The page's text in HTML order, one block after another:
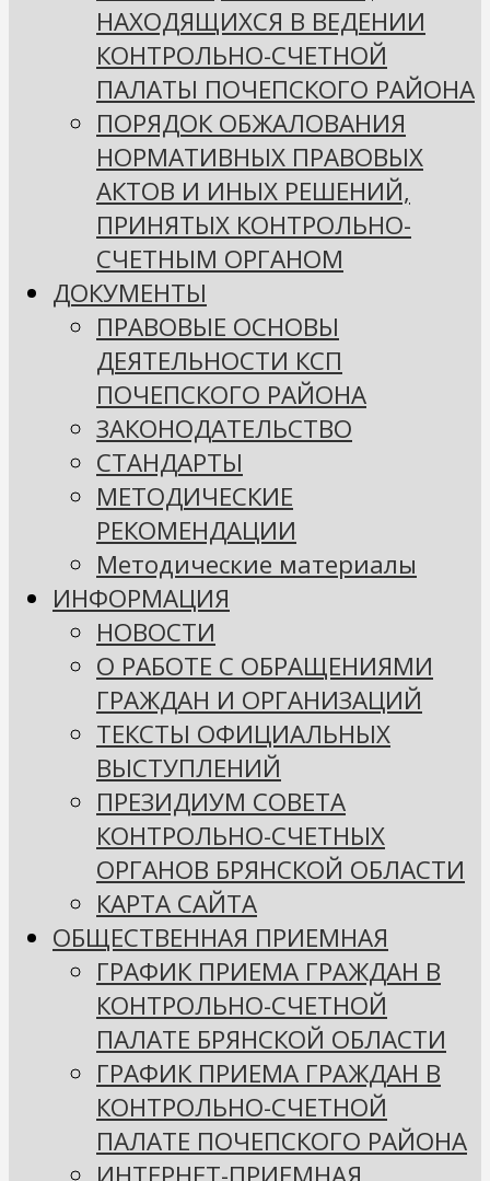
НАХОДЯЩИХСЯ В ВЕДЕНИИ
КОНТРОЛЬНО-СЧЕТНОЙ
ПАЛАТЫ ПОЧЕПСКОГО РАЙОНА
ПОРЯДОК ОБЖАЛОВАНИЯ
НОРМАТИВНЫХ ПРАВОВЫХ
АКТОВ И ИНЫХ РЕШЕНИЙ,
ПРИНЯТЫХ КОНТРОЛЬНО-
СЧЕТНЫМ ОРГАНОМ
ДОКУМЕНТЫ
ПРАВОВЫЕ ОСНОВЫ
ДЕЯТЕЛЬНОСТИ КСП
ПОЧЕПСКОГО РАЙОНА
ЗАКОНОДАТЕЛЬСТВО
СТАНДАРТЫ
МЕТОДИЧЕСКИЕ
РЕКОМЕНДАЦИИ
Методические материалы
ИНФОРМАЦИЯ
НОВОСТИ
О РАБОТЕ С ОБРАЩЕНИЯМИ
ГРАЖДАН И ОРГАНИЗАЦИЙ
ТЕКСТЫ ОФИЦИАЛЬНЫХ
ВЫСТУПЛЕНИЙ
ПРЕЗИДИУМ СОВЕТА
КОНТРОЛЬНО-СЧЕТНЫХ
ОРГАНОВ БРЯНСКОЙ ОБЛАСТИ
КАРТА САЙТА
ОБЩЕСТВЕННАЯ ПРИЕМНАЯ
ГРАФИК ПРИЕМА ГРАЖДАН В
КОНТРОЛЬНО-СЧЕТНОЙ
ПАЛАТЕ БРЯНСКОЙ ОБЛАСТИ
ГРАФИК ПРИЕМА ГРАЖДАН В
КОНТРОЛЬНО-СЧЕТНОЙ
ПАЛАТЕ ПОЧЕПСКОГО РАЙОНА